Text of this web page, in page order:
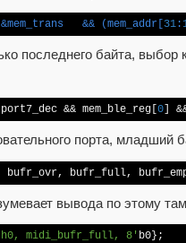
&mem_trans && (mem_addr[ 31 :
последнего байта, выбор
&& mem_ble_reg[ 0 ]
порта, младший
bufr_ovr, bufr_full,
вывода по этому
midi_bufr_full, 8' b0};